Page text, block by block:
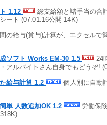
1.12
総支給額と諸手当の合
ート (07.01.16公開 14K)
の給与(賞与)計算が、エクセルで
ソフト Works EM-30 1.5
24
アルバイトさん自身でもどうぞ!
給与計算 1.2
個人別に自動
単 人数追加OK 1.2
労働保